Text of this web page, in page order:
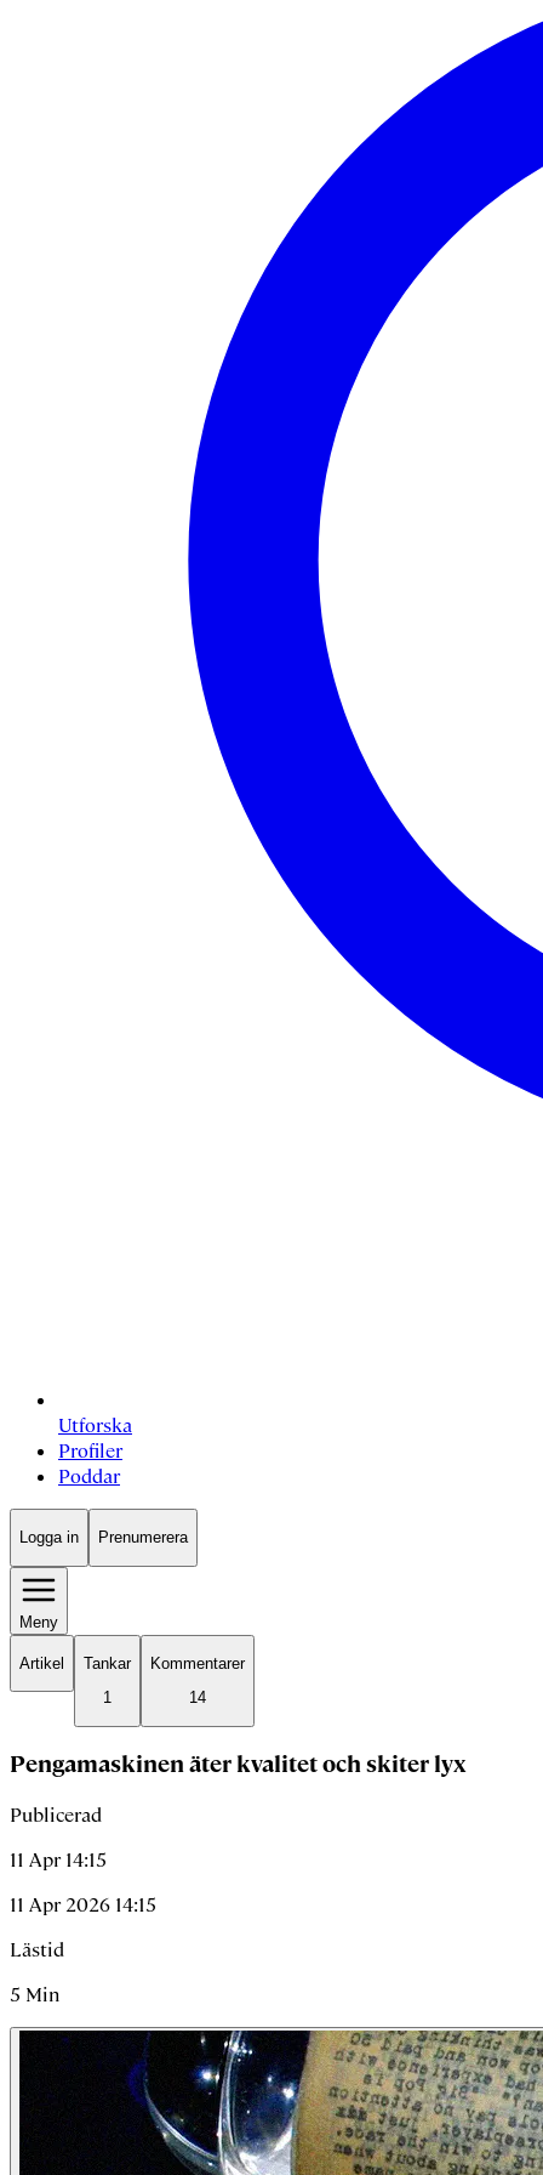
Utforska
Profiler
Poddar
Logga in Prenumerera
Meny
Artikel
Tankar
1
Kommentarer
14
Pengamaskinen äter kvalitet och skiter lyx
Publicerad
11 Apr 14:15
11 Apr 2026 14:15
Lästid
5 Min